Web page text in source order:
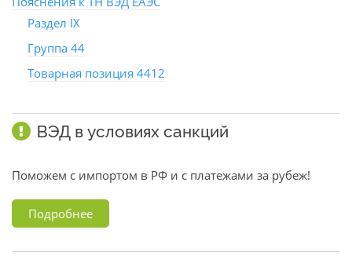
Раздел IX
Группа 44
Товарная позиция 4412
ВЭД в условиях санкций
Поможем с импортом в РФ и с платежами за рубеж!
Подробнее